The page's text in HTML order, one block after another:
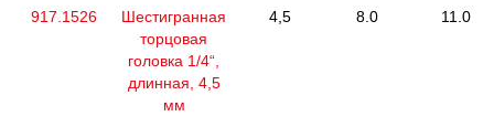
917.1526
Шестигранная
торцовая
головка 1/4“,
длинная, 4,5
мм
4,5 8.0 11.0